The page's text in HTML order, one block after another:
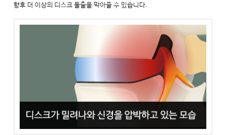
향후 더 이상의 디스크 돌출을 막아줄 수 있습니다.